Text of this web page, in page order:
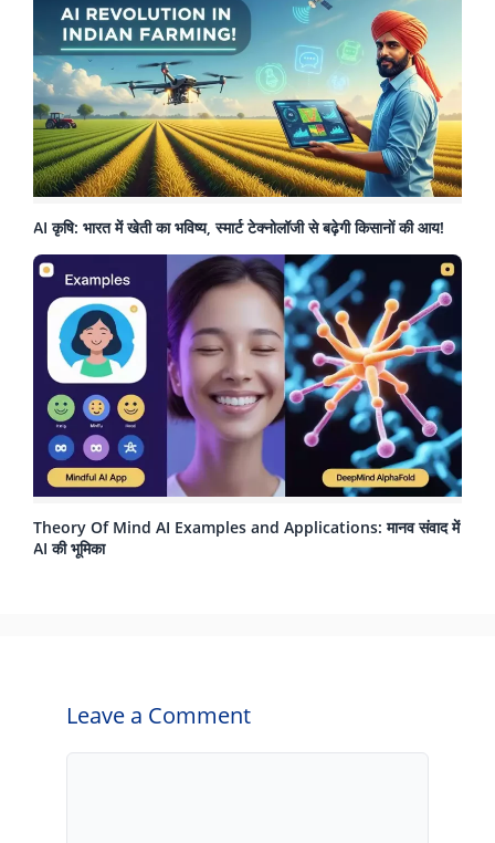
AI कृषि: भारत में खेती का भविष्य, स्मार्ट टेक्नोलॉजी से बढ़ेगी किसानों की आय!
Theory Of Mind AI Examples and Applications: मानव संवाद में
AI की भूमिका
Leave a Comment